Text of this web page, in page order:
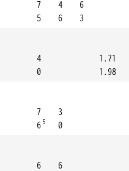
7
5
4
6
6
3
4
0
1.71
1.98
7
6 5
3
0
6
6